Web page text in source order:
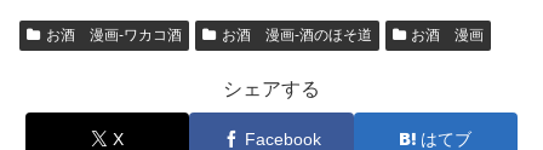
er n
e
o
n
e
et
お酒 漫画-ワカコ酒 お酒 漫画-酒のほそ道 お酒 漫画
シェアする
X Facebook はてブ